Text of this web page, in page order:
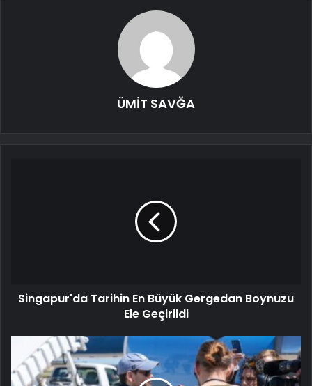
ÜMİT SAVĞA
Singapur'da Tarihin En Büyük Gergedan Boynuzu
Ele Geçirildi